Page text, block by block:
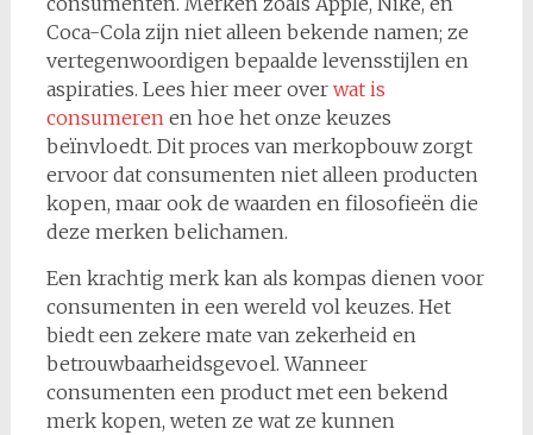
Coca-Cola zijn niet alleen bekende namen; ze
vertegenwoordigen bepaalde levensstijlen en
aspiraties. Lees hier meer over wat is
consumeren en hoe het onze keuzes
beïnvloedt. Dit proces van merkopbouw zorgt
ervoor dat consumenten niet alleen producten
kopen, maar ook de waarden en filosofieën die
deze merken belichamen.
Een krachtig merk kan als kompas dienen voor
consumenten in een wereld vol keuzes. Het
biedt een zekere mate van zekerheid en
betrouwbaarheidsgevoel. Wanneer
consumenten een product met een bekend
merk kopen, weten ze wat ze kunnen